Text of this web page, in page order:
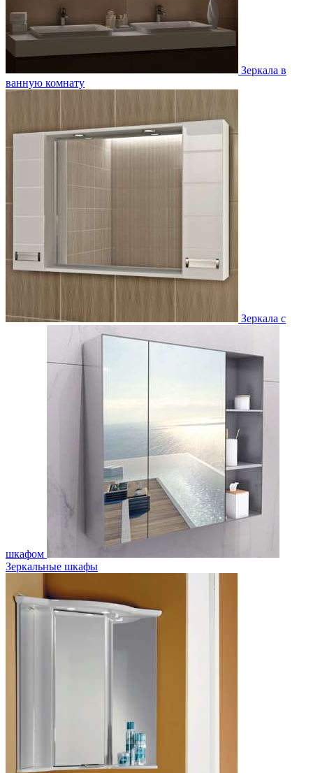
Зеркала в
ванную комнату
Зеркала с
шкафом
Зеркальные шкафы